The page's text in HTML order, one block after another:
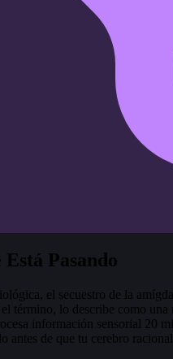
Pasando
el secuestro de la
término, lo describe como
información sensorial 20
antes de que tu cerebro